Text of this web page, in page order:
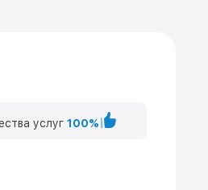
услуг 100%